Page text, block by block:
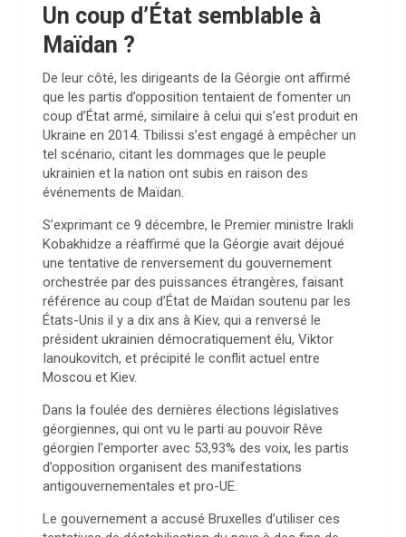
Un coup d’État semblable à
Maïdan ?
De leur côté, les dirigeants de la Géorgie ont affirmé
que les partis d’opposition tentaient de fomenter un
coup d’État armé, similaire à celui qui s’est produit en
Ukraine en 2014. Tbilissi s’est engagé à empêcher un
tel scénario, citant les dommages que le peuple
ukrainien et la nation ont subis en raison des
événements de Maïdan.
S’exprimant ce 9 décembre, le Premier ministre Irakli
Kobakhidze a réaffirmé que la Géorgie avait déjoué
une tentative de renversement du gouvernement
orchestrée par des puissances étrangères, faisant
référence au coup d’État de Maïdan soutenu par les
États-Unis il y a dix ans à Kiev, qui a renversé le
président ukrainien démocratiquement élu, Viktor
Ianoukovitch, et précipité le conflit actuel entre
Moscou et Kiev.
Dans la foulée des dernières élections législatives
géorgiennes, qui ont vu le parti au pouvoir Rêve
géorgien l’emporter avec 53,93% des voix, les partis
d’opposition organisent des manifestations
antigouvernementales et pro-UE.
Le gouvernement a accusé Bruxelles d’utiliser ces